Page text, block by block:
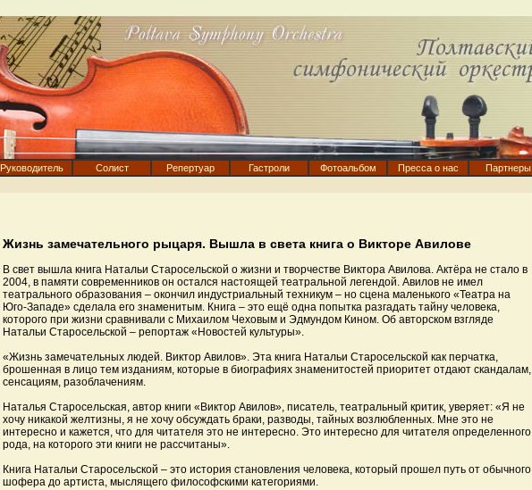
Руководитель Солист Репертуар Гастроли Фотоальбом Пресса о нас Партнеры
Жизнь замечательного рыцаря. Вышла в света книга о Викторе Авилове
В свет вышла книга Натальи Старосельской о жизни и творчестве Виктора Авилова. Актёра не стало в
2004, в памяти современников он остался настоящей театральной легендой. Авилов не имел
театрального образования – окончил индустриальный техникум – но сцена маленького «Театра на
Юго-Западе» сделала его знаменитым. Книга – это ещё одна попытка разгадать тайну человека,
которого при жизни сравнивали с Михаилом Чеховым и Эдмундом Кином. Об авторском взгляде
Натальи Старосельской – репортаж «Новостей культуры».
«Жизнь замечательных людей. Виктор Авилов». Эта книга Натальи Старосельской как перчатка,
брошенная в лицо тем изданиям, которые в биографиях знаменитостей приоритет отдают скандалам,
сенсациям, разоблачениям.
Наталья Старосельская, автор книги «Виктор Авилов», писатель, театральный критик, уверяет: «Я не
хочу никакой желтизны, я не хочу обсуждать браки, разводы, тайных возлюбленных. Мне это не
интересно и кажется, что для читателя это не интересно. Это интересно для читателя определенного
рода, на которого эти книги не рассчитаны».
Книга Натальи Старосельской – это история становления человека, который прошел путь от обычного
шофера до артиста, мыслящего философскими категориями.